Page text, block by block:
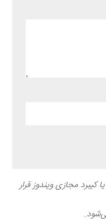
مجازی ویندوز قرار